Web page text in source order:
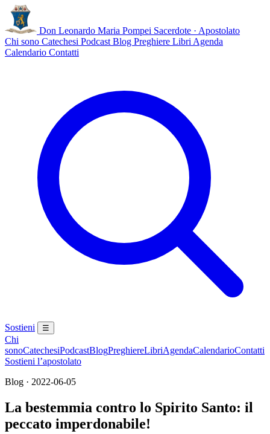
Don Leonardo Maria Pompei Sacerdote · Apostolato
Chi sono Catechesi Podcast Blog Preghiere Libri Agenda
Calendario Contatti
Sostieni ☰
Chi
sonoCatechesiPodcastBlogPreghiereLibriAgendaCalendarioContatti
Sostieni l’apostolato
Blog · 2022-06-05
La bestemmia contro lo Spirito Santo: il
peccato imperdonabile!